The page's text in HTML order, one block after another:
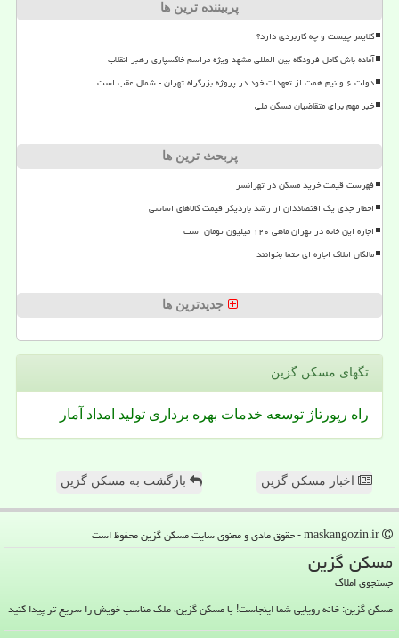
پربیننده ترین ها
کلایمر چیست و چه کاربردی دارد؟
آماده باش کامل فرودگاه بین المللی مشهد ویژه مراسم خاکسپاری رهبر انقلاب
دولت ۶ و نیم همت از تعهدات خود در پروژه بزرگراه تهران - شمال عقب است
خبر مهم برای متقاضیان مسکن ملی
پربحث ترین ها
فهرست قیمت خرید مسکن در تهرانسر
اخطار جدی یک اقتصاددان از رشد باردیگر قیمت کالاهای اساسی
اجاره این خانه در تهران ماهی ۱۲۰ میلیون تومان است
مالکان املاک اجاره ای حتما بخوانند
جدیدترین ها
تگهای مسكن گزین
راه رپورتاژ توسعه خدمات بهره برداری تولید امداد آمار
اخبار مسکن گزین بازگشت به مسکن گزین
مسكن گزین
جستجوی املاک
مسکن گزین: خانه رویایی شما اینجاست! با مسکن گزین، ملک مناسب خویش را سریع تر پیدا کنید